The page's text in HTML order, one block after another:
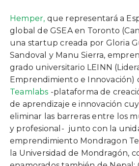
Hemper, que representará a
global de GSEA en Toronto
una startup creada por Gloria
Sandoval y Manu Sierra,
grado universitario LEINN
Emprendimiento e Innovación)
Teamlabs -plataforma de
de aprendizaje e innovación
eliminar las barreras entre los
y profesional- junto con la
emprendimiento Mondragon
la Universidad de Mondragón,